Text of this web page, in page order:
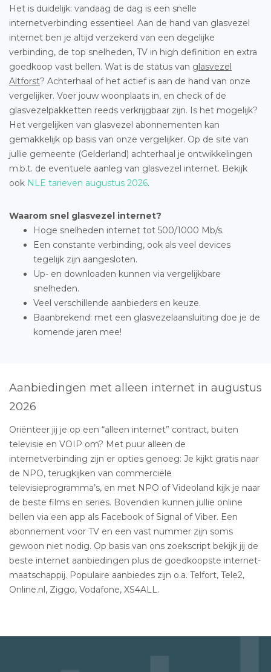
Het is duidelijk: vandaag de dag is een snelle
internetverbinding essentieel. Aan de hand van glasvezel
internet ben je altijd verzekerd van een degelijke
verbinding, de top snelheden, TV in high definition en extra
goedkoop vast bellen. Wat is de status van glasvezel
Altforst? Achterhaal of het actief is aan de hand van onze
vergelijker. Voer jouw woonplaats in, en check of de
glasvezelpakketten reeds verkrijgbaar zijn. Is het mogelijk?
Het vergelijken van glasvezel abonnementen kan
gemakkelijk op basis van onze vergelijker. Op de site van
jullie gemeente (Gelderland) achterhaal je ontwikkelingen
m.b.t. de eventuele aanleg van glasvezel internet. Bekijk
ook NLE tarieven augustus 2026.
Waarom snel glasvezel internet?
Hoge snelheden internet tot 500/1000 Mb/s.
Een constante verbinding, ook als veel devices
tegelijk zijn aangesloten.
Up- en downloaden kunnen via vergelijkbare
snelheden.
Veel verschillende aanbieders en keuze.
Baanbrekend: met een glasvezelaansluiting doe je de
komende jaren mee!
Aanbiedingen met alleen internet in augustus
2026
Oriënteer jij je op een “alleen internet” contract, buiten
televisie en VOIP om? Met puur alleen de
internetverbinding zijn er opties genoeg: Je kijkt gratis naar
de NPO, terugkijken van commerciële
televisieprogramma’s, en met NPO of Videoland kijk je naar
de beste films en series. Bovendien kunnen jullie online
bellen via een app als Facebook of Signal of Viber. Een
abonnement voor TV en een vast nummer zijn soms
gewoon niet nodig. Op basis van ons zoekscript bekijk jij de
beste internet aanbiedingen plus de goedkoopste internet-
maatschappij. Populaire aanbiedes zijn o.a. Telfort, Tele2,
Online.nl, Ziggo, Vodafone, XS4ALL.